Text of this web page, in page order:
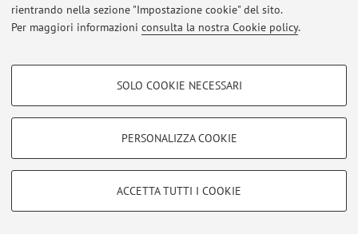
rientrando nella sezione "Impostazione cookie" del sito.
Per maggiori informazioni consulta la nostra Cookie policy.
COOKIE DI PROFILAZIONE - FACOLTATIVI
COOKIE TECNICI - NECESSARI
Si tratta di cookie tecnici utilizzati, a titolo esemplificativo, per il corretto
SOLO COOKIE NECESSARI
PERSONALIZZA COOKIE
ACCETTA TUTTI I COOKIE
Zamboni, 33 - 40126 Bologna - Partita IVA: 01131710376